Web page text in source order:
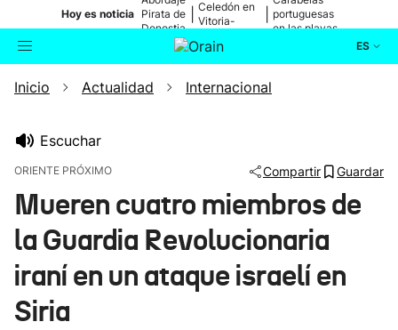
Hoy es noticia Pirata de
Donostia
Celedón en
Vitoria-
portuguesas
en las playas
ES
Buscador Actualidad
Ikusmiran
Eguraldia
Inicio Actualidad Internacional
Escuchar
ORIENTE PRÓXIMO Compartir Guardar
Mueren cuatro miembros de
la Guardia Revolucionaria
iraní en un ataque israelí en
Siria